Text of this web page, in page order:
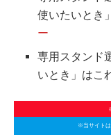
使いたいとき
ー
専用スタンド
いとき」はこ
※当サイトは